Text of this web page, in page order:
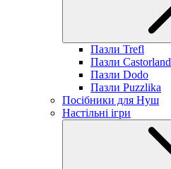
Пазли Trefl
Пазли Castorland
Пазли Dodo
Пазли Puzzlika
Посібники для Нуш
Настільні ігри